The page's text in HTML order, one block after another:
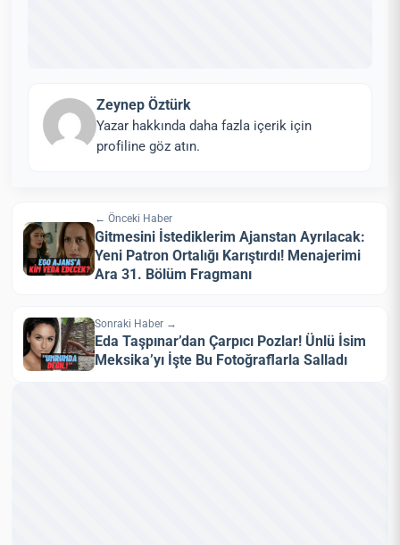
Zeynep Öztürk
Yazar hakkında daha fazla içerik için
profiline göz atın.
← Önceki Haber
Gitmesini İstediklerim Ajanstan Ayrılacak:
Yeni Patron Ortalığı Karıştırdı! Menajerimi
Ara 31. Bölüm Fragmanı
Sonraki Haber →
Eda Taşpınar’dan Çarpıcı Pozlar! Ünlü İsim
Meksika’yı İşte Bu Fotoğraflarla Salladı